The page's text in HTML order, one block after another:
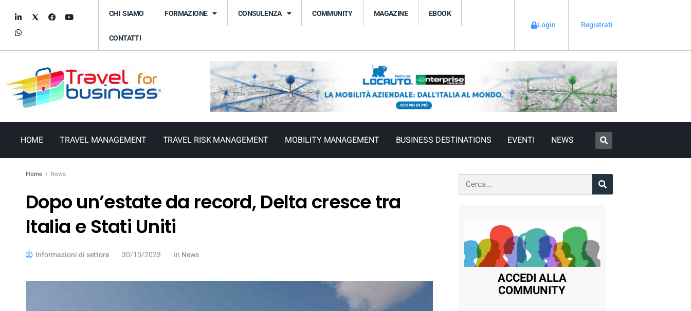
CHI SIAMO FORMAZIONE CONSULENZA COMMUNITY MAGAZINE EBOOK
CONTATTI
Login Registrati
HOME TRAVEL MANAGEMENT TRAVEL RISK MANAGEMENT MOBILITY MANAGEMENT BUSINESS DESTINATIONS EVENTI NEWS
Home News
Dopo un’estate da record, Delta cresce tra
Italia e Stati Uniti
Informazioni di settore 30/10/2023 in News
ACCEDI ALLA
COMMUNITY